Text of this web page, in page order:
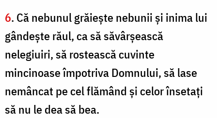
6. Că nebunul grăieşte nebunii şi inima lui
gândeşte răul, ca să săvârşească
nelegiuiri, să rostească cuvinte
mincinoase împotriva Domnului, să lase
nemâncat pe cel flămând şi celor însetaţi
să nu le dea să bea.